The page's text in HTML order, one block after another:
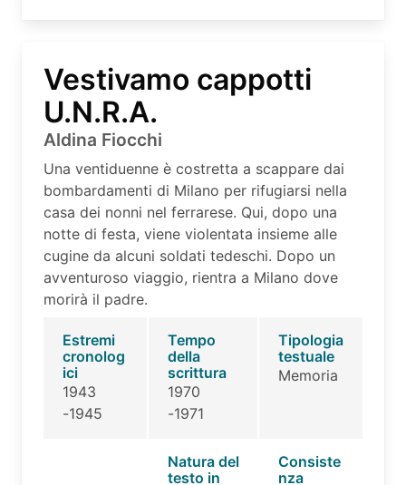
Vestivamo cappotti
U.N.R.A.
Aldina Fiocchi
Una ventiduenne è costretta a scappare dai
bombardamenti di Milano per rifugiarsi nella
casa dei nonni nel ferrarese. Qui, dopo una
notte di festa, viene violentata insieme alle
cugine da alcuni soldati tedeschi. Dopo un
avventuroso viaggio, rientra a Milano dove
morirà il padre.
Estremi
cronolog
ici
1943
-1945
Tempo
della
scrittura
1970
-1971
Tipologia
testuale
Memoria
Natura del
testo in
Consiste
nza